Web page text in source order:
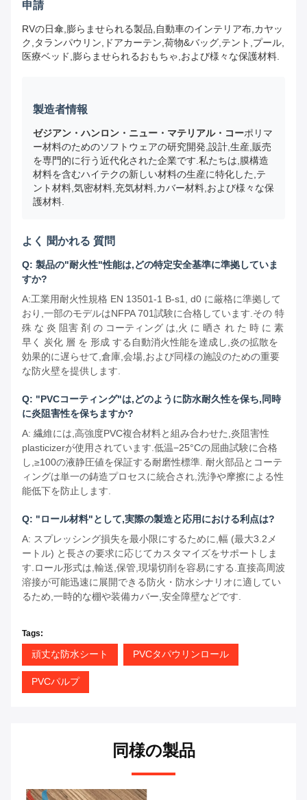
申請
RVの日傘,膨らませられる製品,自動車のインテリア布,カヤッ
ク,タランパウリン,ドアカーテン,荷物&バッグ,テント,プール,
医療ベッド,膨らませられるおもちゃ,および様々な保護材料.
製造者情報
ゼジアン・ハンロン・ニュー・マテリアル・コーポリマ
ー材料のためのソフトウェアの研究開発,設計,生産,販売
を専門的に行う近代化された企業です.私たちは,膜構造
材料を含むハイテクの新しい材料の生産に特化した,テ
ント材料,気密材料,充気材料,カバー材料,および様々な保
護材料.
よく 聞かれる 質問
Q: 製品の"耐火性"性能は,どの特定安全基準に準拠していま
すか?
A:工業用耐火性規格 EN 13501-1 B-s1, d0 に厳格に準拠して
おり,一部のモデルはNFPA 701試験に合格しています.その 特
殊 な 炎 阻害 剤 の コーティング は,火 に 晒さ れ た 時 に 素
早く 炭化 層 を 形成 する自動消火性能を達成し,炎の拡散を
効果的に遅らせて,倉庫,会場,および同様の施設のための重要
な防火壁を提供します.
Q: "PVCコーティング"は,どのように防水耐久性を保ち,同時
に炎阻害性を保ちますか?
A: 繊維には,高強度PVC複合材料と組み合わせた,炎阻害性
plasticizerが使用されています.低温−25°Cの屈曲試験に合格
し,≥100の液静圧値を保証する耐磨性標準. 耐火部品とコーテ
ィングは単一の鋳造プロセスに統合され,洗浄や摩擦による性
能低下を防止します.
Q: "ロール材料"として,実際の製造と応用における利点は?
A: スプレッシング損失を最小限にするために,幅 (最大3.2メ
ートル) と長さの要求に応じてカスタマイズをサポートしま
す.ロール形式は,輸送,保管,現場切削を容易にする.直接高周波
溶接が可能迅速に展開できる防火・防水シナリオに適してい
るため,一時的な棚や装備カバー,安全障壁などです.
Tags:
頑丈な防水シート PVCタパウリンロール
PVCパルプ
同様の製品